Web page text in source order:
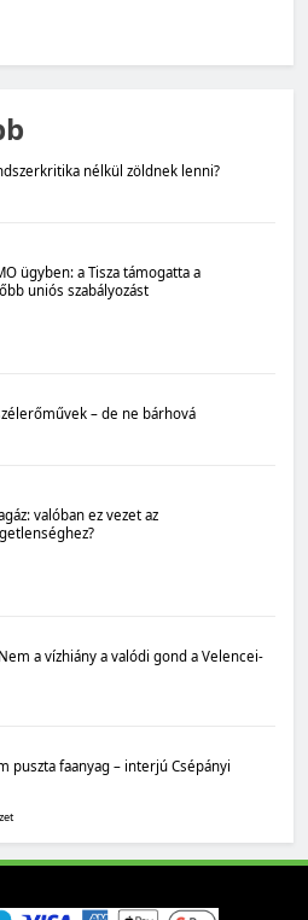
Boldogság
Korai halálozás
Fenntartható
nélkül zöldnek lenni?
ügyben: a Tisza támogatta a
uniós szabályozást
– de ne bárhová
valóban ez vezet az
a vízhiány a valódi gond a Velencei-
puszta faanyag – interjú Csépányi